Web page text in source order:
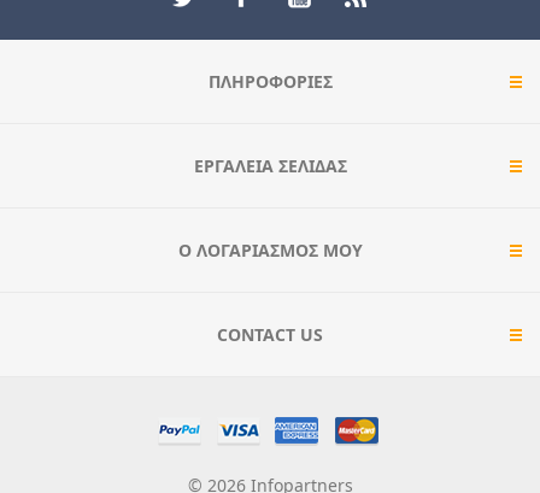
ΠΛΗΡΟΦΟΡΊΕΣ
ΕΡΓΑΛΕΊΑ ΣΕΛΊΔΑΣ
Ο ΛΟΓΑΡΙΑΣΜΌΣ ΜΟΥ
CONTACT US
© 2026 Infopartners